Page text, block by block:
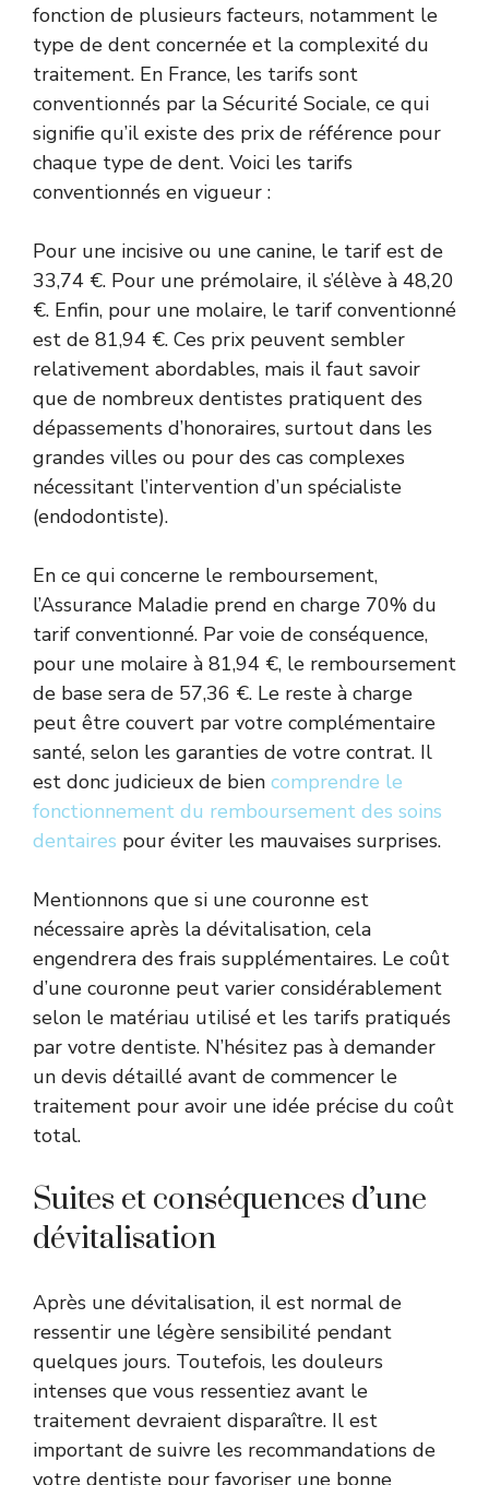
fonction de plusieurs facteurs, notamment le
type de dent concernée et la complexité du
traitement. En France, les tarifs sont
conventionnés par la Sécurité Sociale, ce qui
signifie qu’il existe des prix de référence pour
chaque type de dent. Voici les tarifs
conventionnés en vigueur :
Pour une incisive ou une canine, le tarif est de
33,74 €. Pour une prémolaire, il s’élève à 48,20
€. Enfin, pour une molaire, le tarif conventionné
est de 81,94 €. Ces prix peuvent sembler
relativement abordables, mais il faut savoir
que de nombreux dentistes pratiquent des
dépassements d’honoraires, surtout dans les
grandes villes ou pour des cas complexes
nécessitant l’intervention d’un spécialiste
(endodontiste).
En ce qui concerne le remboursement,
l’Assurance Maladie prend en charge 70% du
tarif conventionné. Par voie de conséquence,
pour une molaire à 81,94 €, le remboursement
de base sera de 57,36 €. Le reste à charge
peut être couvert par votre complémentaire
santé, selon les garanties de votre contrat. Il
est donc judicieux de bien comprendre le
fonctionnement du remboursement des soins
dentaires pour éviter les mauvaises surprises.
Mentionnons que si une couronne est
nécessaire après la dévitalisation, cela
engendrera des frais supplémentaires. Le coût
d’une couronne peut varier considérablement
selon le matériau utilisé et les tarifs pratiqués
par votre dentiste. N’hésitez pas à demander
un devis détaillé avant de commencer le
traitement pour avoir une idée précise du coût
total.
Suites et conséquences d’une
dévitalisation
Après une dévitalisation, il est normal de
ressentir une légère sensibilité pendant
quelques jours. Toutefois, les douleurs
intenses que vous ressentiez avant le
traitement devraient disparaître. Il est
important de suivre les recommandations de
votre dentiste pour favoriser une bonne